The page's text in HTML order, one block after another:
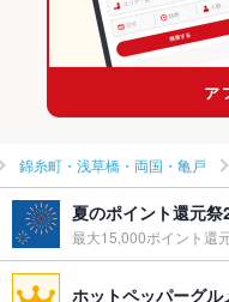
【完全個室完備】ダーツカ
×DartsCafeDELTA
新小岩のグルメランキング
新小岩のダイニングバー・
新小岩のスペインバル・イ
錦糸町・浅草橋・両国・亀戸
夏のポイント還元祭
最大15,000ポイント還
ホットペッパーグル